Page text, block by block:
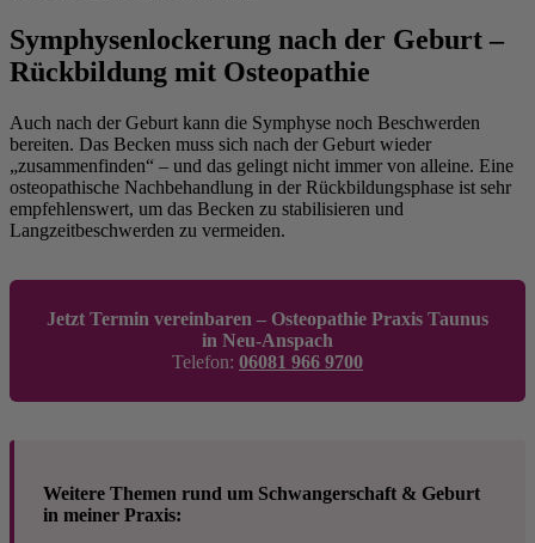
Symphysenlockerung nach der Geburt –
Rückbildung mit Osteopathie
Auch nach der Geburt kann die Symphyse noch Beschwerden
bereiten. Das Becken muss sich nach der Geburt wieder
„zusammenfinden“ – und das gelingt nicht immer von alleine. Eine
osteopathische Nachbehandlung in der Rückbildungsphase ist sehr
empfehlenswert, um das Becken zu stabilisieren und
Langzeitbeschwerden zu vermeiden.
Jetzt Termin vereinbaren – Osteopathie Praxis Taunus
in Neu-Anspach
Telefon: 06081 966 9700
Weitere Themen rund um Schwangerschaft & Geburt
in meiner Praxis: